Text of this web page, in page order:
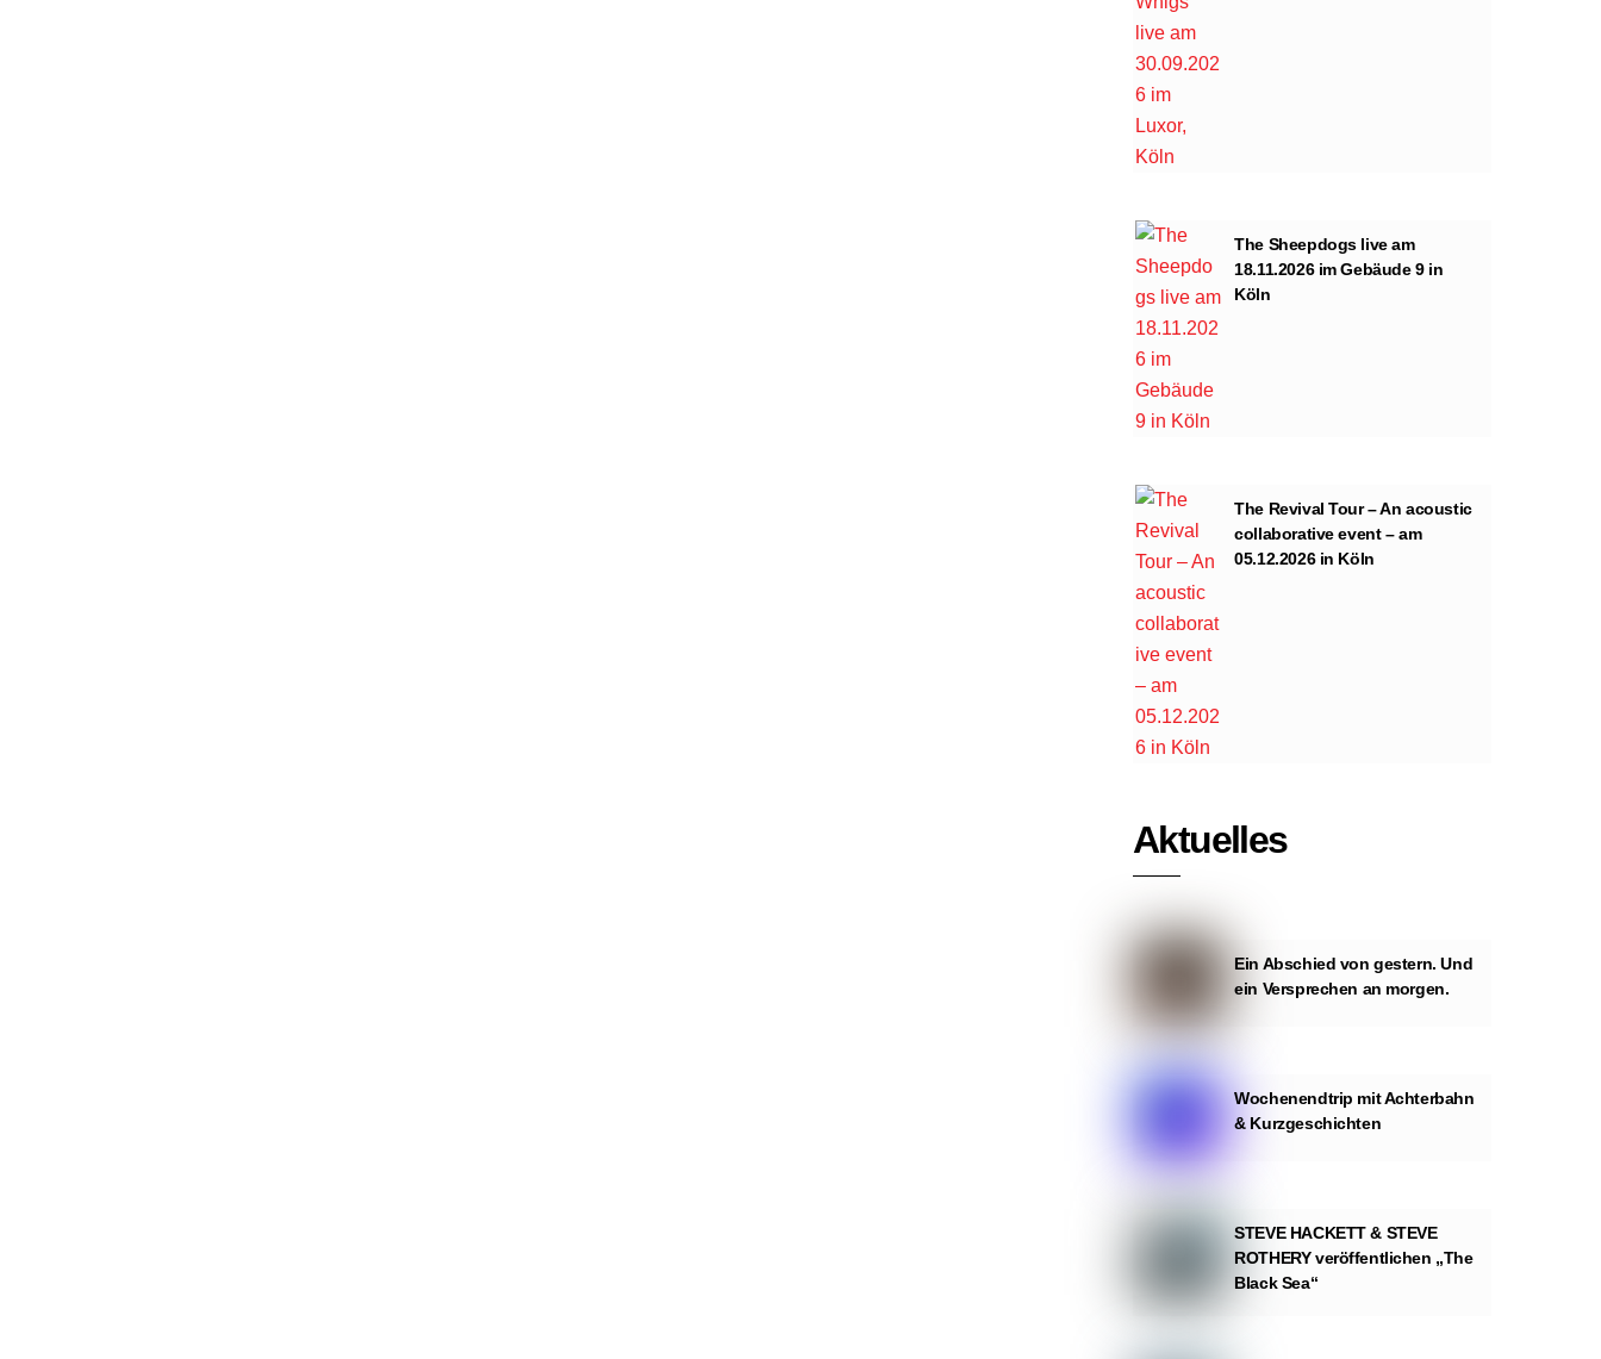
The Sheepdogs live am
18.11.2026 im Gebäude 9 in
Köln
The Revival Tour – An acoustic
collaborative event – am
05.12.2026 in Köln
Aktuelles
Ein Abschied von gestern. Und
ein Versprechen an morgen.
Wochenendtrip mit Achterbahn
& Kurzgeschichten
STEVE HACKETT & STEVE
ROTHERY veröffentlichen „The
Black Sea“